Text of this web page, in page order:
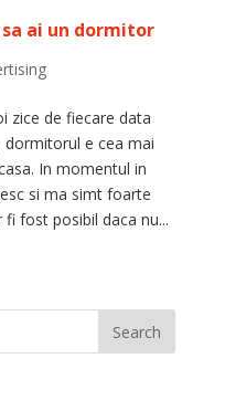
ai un dormitor
zice de fiecare data
e cea mai
In momentul in
si ma simt foarte
fost posibil daca nu...